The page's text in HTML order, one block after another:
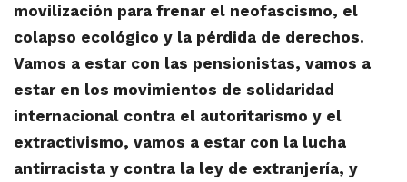
movilización para frenar el neofascismo, el
colapso ecológico y la pérdida de derechos.
Vamos a estar con las pensionistas, vamos a
estar en los movimientos de solidaridad
internacional contra el autoritarismo y el
extractivismo, vamos a estar con la lucha
antirracista y contra la ley de extranjería, y